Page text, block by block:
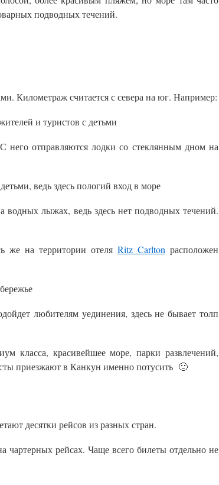
подводных течений.
Километраж считается с севера на юг. Например:
и туристов с детьми
него отправляются лодки со стеклянным дном на
ведь здесь пологий вход в море
водных лыжах, ведь здесь нет подводных течений.
же на территории отеля Ritz Carltonрасположен
любителям уединения, здесь не бывает толп
класса, красивейшее море, парки развлечений,
приезжают в Канкун именно потусить 🙂
десятки рейсов из разных стран.
рейсах. Чаще всего билеты отдельно не